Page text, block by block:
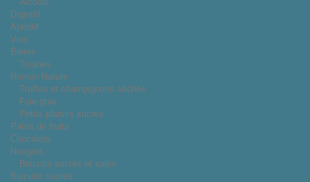
Digestif
Apéritif
Vins
Bières
Tisanes
Romon Nature
Truffes et champignons séchés
Foie gras
Petits plaisirs sucrés
Pâtes de fruits
Chocolats
Nougats
Biscuits sucrés et salés
Biscuits sucrés